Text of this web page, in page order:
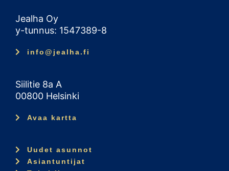
Jealha Oy
y-tunnus: 1547389-8
info@jealha.fi
Siilitie 8a A
00800 Helsinki
Avaa kartta
Uudet asunnot
Asiantuntijat